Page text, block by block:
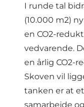
I runde tal
(10.000 m2)
en CO2-
vedvarende.
en årlig CO2-
Skoven vil
tanken er at
samarbejde